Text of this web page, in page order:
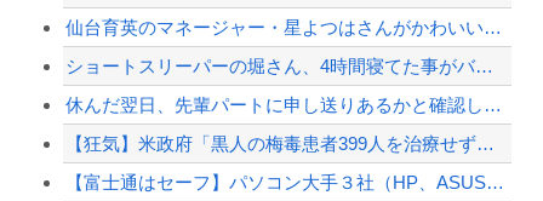
【配信者】「金バエ」のSNS更新が1週間途絶え、様々な憶測が飛び交う。1週間ぶり...仙台育英のマネージャー・星よつはさんがかわいいと話題に ウィンク動画や画像などが...
ショートスリーパーの堀さん、4時間寝てた事がバレる
休んだ翌日、先輩パートに申し送りあるかと確認したらいきなりキレられた。このパート...
【狂気】米政府「黒人の梅毒患者399人を治療せず放置したらどうなるか見たろ！」→...
【富士通はセーフ】パソコン大手３社（HP、ASUS、Acer） 中国製メモリーの...